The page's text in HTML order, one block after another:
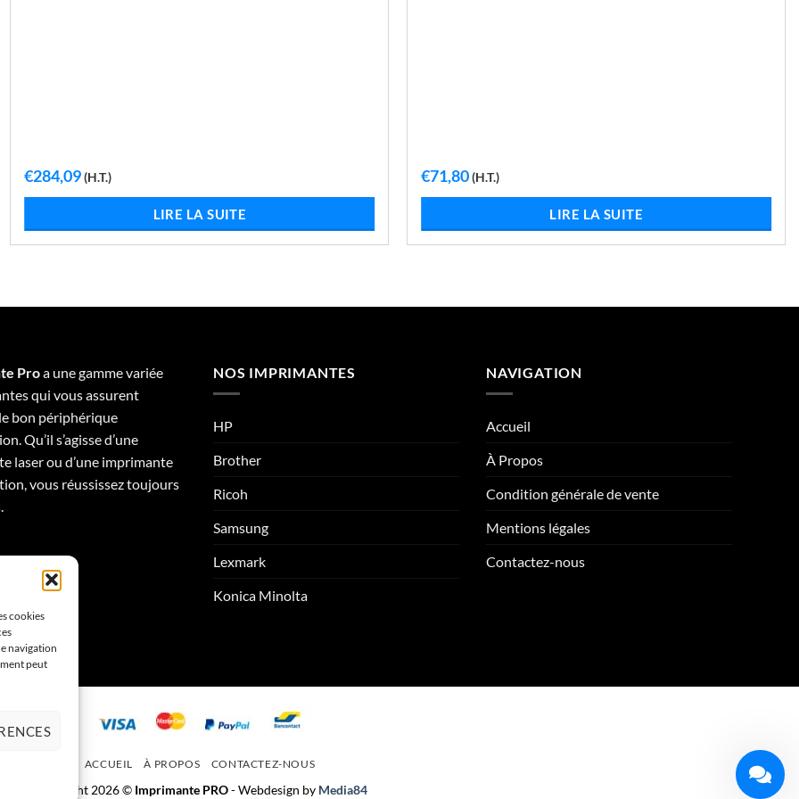
cookies
navigation
peut
€284,09 (H.T.)
LIRE LA SUITE
€71,80(H.T.)
LIRE LA SUITE
Proa une gamme variée
qui vous assurent
bon périphérique
Qu’il s’agisse d’une
laser ou d’une imprimante
vous réussissez toujours
NOS IMPRIMANTES
HP
Brother
Ricoh
Samsung
Lexmark
Konica Minolta
NAVIGATION
Accueil
À Propos
Condition générale de vente
Mentions légales
Contactez-nous
ACCUEIL À PROPOS CONTACTEZ-NOUS
Copyright 2026 © Imprimante PRO- Webdesign by Media84